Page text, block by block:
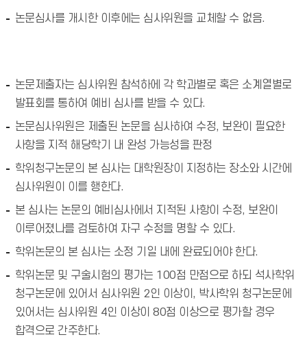
논문심사를 개시한 이후에는 심사위원을 교체할 수 없음.
논문제출자는 심사위원 참석하에 각 학과별로 혹은 소계열별로
발표회를 통하여 예비 심사를 받을 수 있다.
논문심사위원은 제출된 논문을 심사하여 수정, 보완이 필요한
사항을 지적 해당학기 내 완성 가능성을 판정
학위청구논문의 본 심사는 대학원장이 지정하는 장소와 시간에
심사위원이 이를 행한다.
본 심사는 논문의 예비심사에서 지적된 사항이 수정, 보완이
이루어졌나를 검토하여 자구 수정을 명할 수 있다.
학위논문의 본 심사는 소정 기일 내에 완료되어야 한다.
학위논문 및 구술시험의 평가는 100점 만점으로 하되 석사학위
청구논문에 있어서 심사위원 2인 이상이, 박사학위 청구논문에
있어서는 심사위원 4인 이상이 80점 이상으로 평가할 경우
합격으로 간주한다.